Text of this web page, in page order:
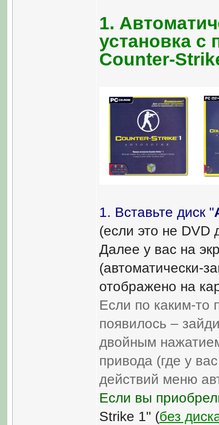
1.
установка
Counter-
1. Вставьте диск "
(если это не DVD
Далее у вас на
(автоматически-
отображено на
Если по каким-то
появилось –
двойным
привода (где у
действий меню
Если вы
Strike 1" (без